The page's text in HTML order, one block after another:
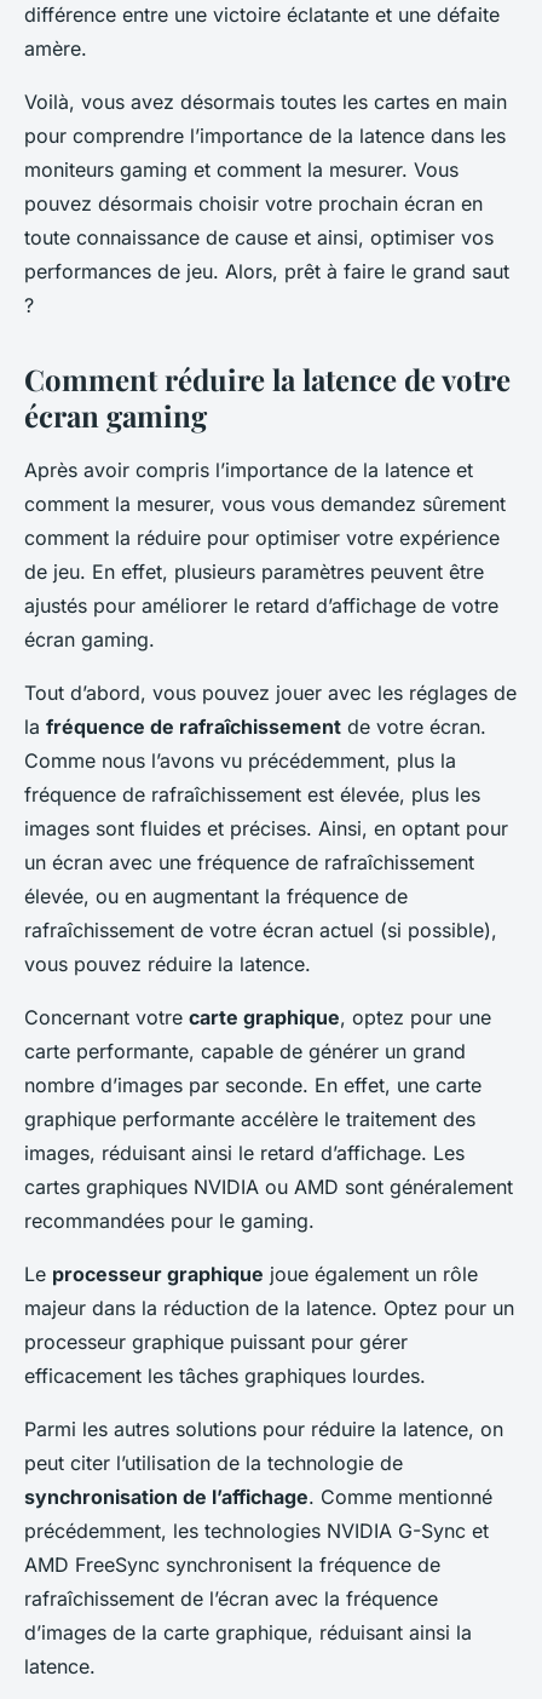
différence entre une victoire éclatante et une défaite
amère.
Voilà, vous avez désormais toutes les cartes en main
pour comprendre l’importance de la latence dans les
moniteurs gaming et comment la mesurer. Vous
pouvez désormais choisir votre prochain écran en
toute connaissance de cause et ainsi, optimiser vos
performances de jeu. Alors, prêt à faire le grand saut
?
Comment réduire la latence de votre
écran gaming
Après avoir compris l’importance de la latence et
comment la mesurer, vous vous demandez sûrement
comment la réduire pour optimiser votre expérience
de jeu. En effet, plusieurs paramètres peuvent être
ajustés pour améliorer le retard d’affichage de votre
écran gaming.
Tout d’abord, vous pouvez jouer avec les réglages de
la fréquence de rafraîchissement de votre écran.
Comme nous l’avons vu précédemment, plus la
fréquence de rafraîchissement est élevée, plus les
images sont fluides et précises. Ainsi, en optant pour
un écran avec une fréquence de rafraîchissement
élevée, ou en augmentant la fréquence de
rafraîchissement de votre écran actuel (si possible),
vous pouvez réduire la latence.
Concernant votre carte graphique, optez pour une
carte performante, capable de générer un grand
nombre d’images par seconde. En effet, une carte
graphique performante accélère le traitement des
images, réduisant ainsi le retard d’affichage. Les
cartes graphiques NVIDIA ou AMD sont généralement
recommandées pour le gaming.
Le processeur graphique joue également un rôle
majeur dans la réduction de la latence. Optez pour un
processeur graphique puissant pour gérer
efficacement les tâches graphiques lourdes.
Parmi les autres solutions pour réduire la latence, on
peut citer l’utilisation de la technologie de
synchronisation de l’affichage. Comme mentionné
précédemment, les technologies NVIDIA G-Sync et
AMD FreeSync synchronisent la fréquence de
rafraîchissement de l’écran avec la fréquence
d’images de la carte graphique, réduisant ainsi la
latence.